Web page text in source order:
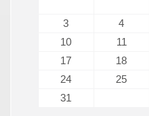
3 4
10
11
17
18
24
25
31